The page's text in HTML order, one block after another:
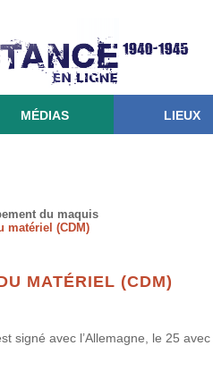
MÉDIAS LIEUX
du maquis
matériel (CDM)
MATÉRIEL (CDM)
signé avec l’Allemagne, le 25